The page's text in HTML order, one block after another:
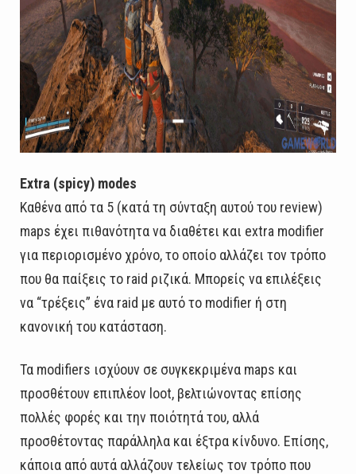
Extra (spicy) modes
Καθένα από τα 5 (κατά τη σύνταξη αυτού του review)
maps έχει πιθανότητα να διαθέτει και extra modifier
για περιορισμένο χρόνο, το οποίο αλλάζει τον τρόπο
που θα παίξεις το raid ριζικά. Μπορείς να επιλέξεις
να “τρέξεις” ένα raid με αυτό το modifier ή στη
κανονική του κατάσταση.
Τα modifiers ισχύουν σε συγκεκριμένα maps και
προσθέτουν επιπλέον loot, βελτιώνοντας επίσης
πολλές φορές και την ποιότητά του, αλλά
προσθέτοντας παράλληλα και έξτρα κίνδυνο. Επίσης,
κάποια από αυτά αλλάζουν τελείως τον τρόπο που